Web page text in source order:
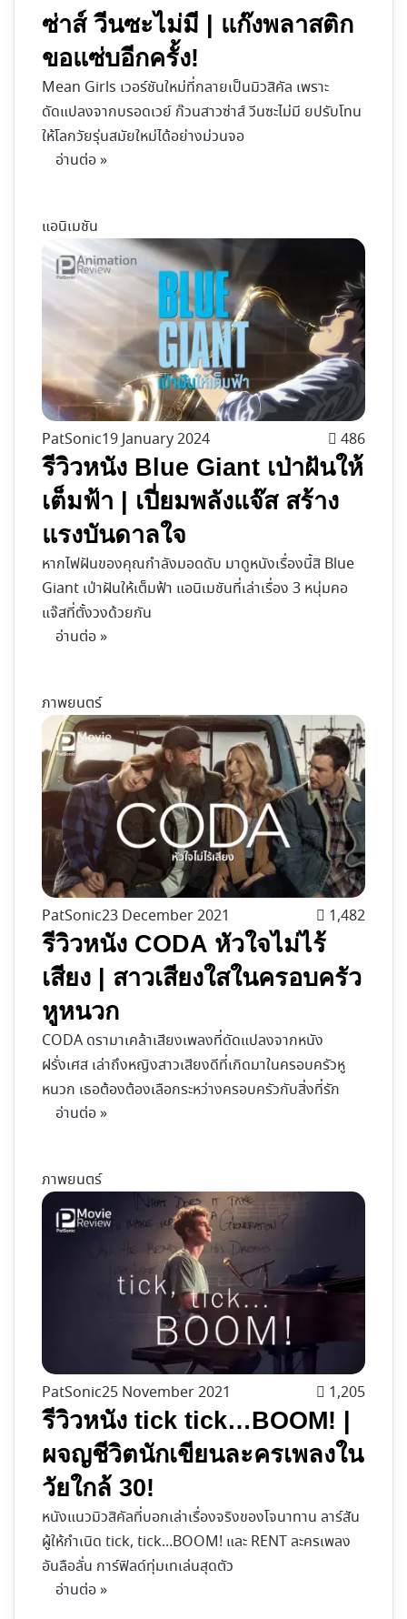
ซ่าส์ วีนซะไม่มี | แก๊งพลาสติก
ขอแซ่บอีกครั้ง!
Mean Girls เวอร์ชันใหม่ที่กลายเป็นมิวสิคัล เพราะ
ดัดแปลงจากบรอดเวย์ ก๊วนสาวซ่าส์ วีนซะไม่มี ยปรับโทน
ให้โลกวัยรุ่นสมัยใหม่ได้อย่างม่วนจอ
อ่านต่อ »
แอนิเมชัน
PatSonic19 January 2024 486
รีวิวหนัง Blue Giant เป่าฝันให้
เต็มฟ้า | เปี่ยมพลังแจ๊ส สร้าง
แรงบันดาลใจ
หากไฟฝันของคุณกำลังมอดดับ มาดูหนังเรื่องนี้สิ Blue
Giant เป่าฝันให้เต็มฟ้า แอนิเมชันที่เล่าเรื่อง 3 หนุ่มคอ
แจ๊สที่ตั้งวงด้วยกัน
อ่านต่อ »
ภาพยนตร์
PatSonic23 December 2021 1,482
รีวิวหนัง CODA หัวใจไม่ไร้
เสียง | สาวเสียงใสในครอบครัว
หูหนวก
CODA ดรามาเคล้าเสียงเพลงที่ดัดแปลงจากหนัง
ฝรั่งเศส เล่าถึงหญิงสาวเสียงดีที่เกิดมาในครอบครัวหู
หนวก เธอต้องต้องเลือกระหว่างครอบครัวกับสิ่งที่รัก
อ่านต่อ »
ภาพยนตร์
PatSonic25 November 2021 1,205
รีวิวหนัง tick tick…BOOM! |
ผจญชีวิตนักเขียนละครเพลงใน
วัยใกล้ 30!
หนังแนวมิวสิคัลที่บอกเล่าเรื่องจริงของโจนาทาน ลาร์สัน
ผู้ให้กำเนิด tick, tick...BOOM! และ RENT ละครเพลง
อันลือลั่น การ์ฟิลด์ทุ่มเทเล่นสุดตัว
อ่านต่อ »